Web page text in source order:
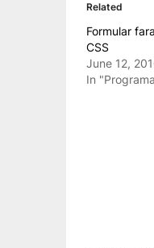
Related
Formular
CSS
June 12,
In